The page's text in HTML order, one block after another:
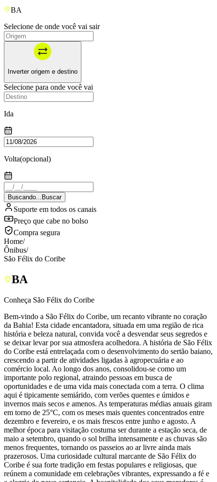
BA
Selecione de onde você vai sair
Inverter origem e destino
Selecione para onde você vai
Ida
Volta(opcional)
Buscando... Buscar
Suporte em todos os canais
Preço que cabe no bolso
Compra segura
Home/
Ônibus/
São Félix do Coribe
BA
Conheça São Félix do Coribe
Bem-vindo a São Félix do Coribe, um recanto vibrante no coração
da Bahia! Esta cidade encantadora, situada em uma região de rica
história e beleza natural, convida você a desvendar seus segredos e
se deixar levar por sua atmosfera acolhedora. A história de São Félix
do Coribe está entrelaçada com o desenvolvimento do sertão baiano,
crescendo a partir de atividades ligadas à agropecuária e ao
comércio local. Ao longo dos anos, consolidou-se como um
importante polo regional, atraindo pessoas em busca de
oportunidades e de uma vida mais conectada com a terra. O clima
aqui é tipicamente semiárido, com verões quentes e úmidos e
invernos mais secos e amenos. As temperaturas médias anuais giram
em torno de 25°C, com os meses mais quentes concentrados entre
dezembro e fevereiro, e os mais frescos entre junho e agosto. A
melhor época para visitação costuma ser durante a estação seca, de
maio a setembro, quando o sol brilha intensamente e as chuvas são
menos frequentes, tornando os passeios ao ar livre ainda mais
prazerosos. Uma curiosidade cultural marcante de São Félix do
Coribe é sua forte tradição em festas populares e religiosas, que
reúnem a comunidade em celebrações vibrantes, expressando a fé e